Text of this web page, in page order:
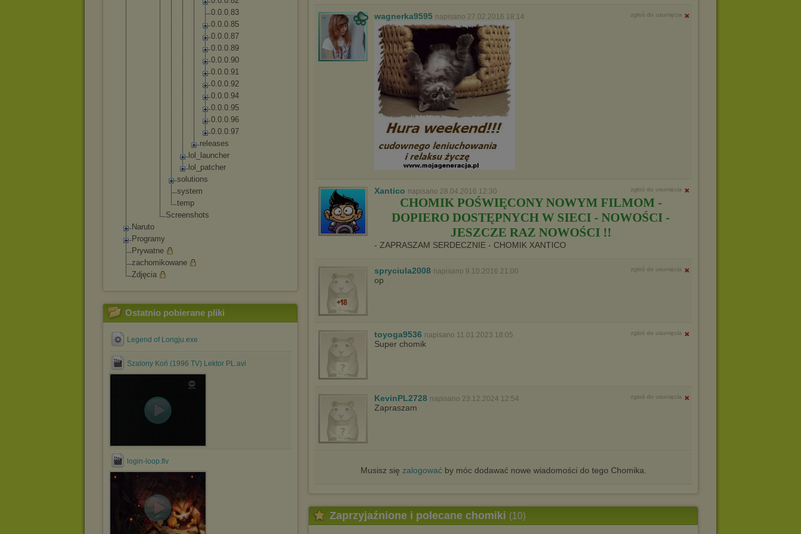
0.0.0.83
0.0.0.85
0.0.0.87
0.0.0.89
0.0.0.90
0.0.0.91
0.0.0.92
0.0.0.94
0.0.0.95
0.0.0.96
0.0.0.97
re eases
lo
launcher
lo
patc her
solutions
system
temp
Screenshots
Naruto
Programy
Prywatne
zachomikowane
Zdjęcia
Ostatnio pobierane pliki
Legend of Longju.exe
Szalony Koń (1996 TV) Lektor PL.avi
login-loop.flv
wagnerka9595 napisano 27.02.2016 18:14 zgłoś do usunięcia
Xantico napisano 28.04.2016 12:30 zgłoś do usunięcia
CHOMIK POŚWIĘCONY NOWYM FILMOM -
DOPIERO DOSTĘPNYCH W SIECI - NOWOŚCI -
JESZCZE RAZ NOWOŚCI !!
- ZAPRASZAM SERDECZNIE - CHOMIK XANTICO
spryciula2008 napisano 9.10.2016 21:00 zgłoś do usunięcia
op
toyoga9536 napisano 11.01.2023 18:05 zgłoś do usunięcia
Super chomik
KevinPL2728 napisano 23.12.2024 12:54 zgłoś do usunięcia
Zapraszam
Musisz się zalogowaćby móc dodawać nowe wiadomości do tego Chomika.
Zaprzyjaźnione i polecane chomiki (10)